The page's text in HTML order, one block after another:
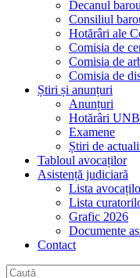
Decanul
Consiliul
Hotărâri ale
Comisia de
Comisia de
Comisia de
Știri și anunțuri
Anunțuri
Hotărâri
Examene
Știri de
Tabloul avocaților
Asistență judiciară
Lista
Lista
Grafic 2026
Documente
Contact